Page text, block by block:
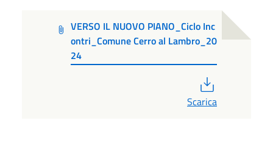
VERSO IL NUOVO PIANO_Ciclo Inc
ontri_Comune Cerro al Lambro_20
24
Scarica